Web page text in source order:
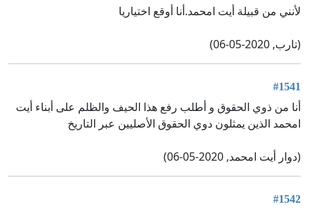
لأنني من قبيلة أيت امحمد.أنا أوقع اختياريا
(تارب, 2020-05-06)
#1541
أنا من ذوي الحقوق و أطلب رفع هذا الحيف والظلم على أبناء أيت
امحمد الذين يمثلون دوي الحقوق الأصليين عبر التاريخ
(دوار أيت امحمد, 2020-05-06)
#1542